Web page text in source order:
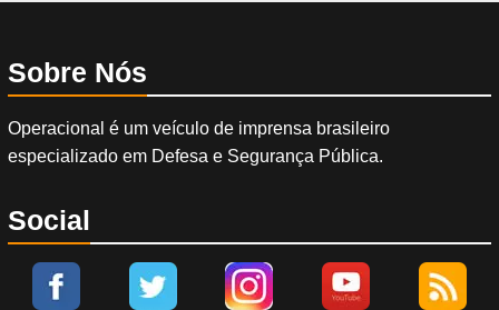
Sobre Nós
Operacional é um veículo de imprensa brasileiro
especializado em Defesa e Segurança Pública.
Social